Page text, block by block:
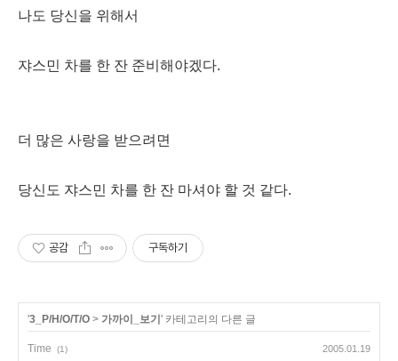
나도 당신을 위해서
쟈스민 차를 한 잔 준비해야겠다.
더 많은 사랑을 받으려면
당신도 쟈스민 차를 한 잔 마셔야 할 것 같다.
공감 구독하기
'3_P/H/O/T/O > 가까이_보기' 카테고리의 다른 글
Time (1) 2005.01.19